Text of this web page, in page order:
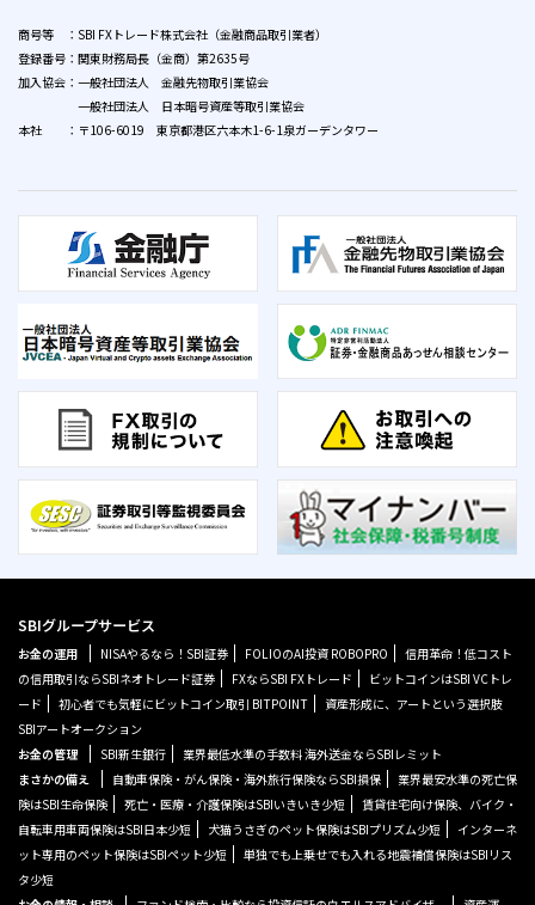
商号等 ：SBI FXトレード株式会社（金融商品取引業者）
登録番号：関東財務局長（金商）第2635号
加入協会：一般社団法人 金融先物取引業協会
一般社団法人 日本暗号資産等取引業協会
本社 ：〒106-6019 東京都港区六本木1-6-1泉ガーデンタワー
SBIグループサービス
お金の運用 NISAやるなら！SBI証券 FOLIOのAI投資 ROBOPRO
信用革命！低コスト
の信用取引ならSBIネオトレード証券
FXならSBI FXトレード
ビットコインはSBI VCトレ
ード
初心者でも気軽にビットコイン取引 BITPOINT
資産形成に、アートという選択肢
SBIアートオークション
お金の管理
SBI新生銀行
業界最低水準の手数料 海外送金ならSBIレミット
まさかの備え
自動車保険・がん保険・海外旅行保険ならSBI損保
業界最安水準の死亡保
険はSBI生命保険
死亡・医療・介護保険はSBIいきいき少短
賃貸住宅向け保険、バイク・
自転車用車両保険はSBI日本少短
犬猫うさぎのペット保険はSBIプリズム少短
インターネ
ット専用のペット保険はSBIペット少短
単独でも上乗せでも入れる地震補償保険はSBIリス
タ少短